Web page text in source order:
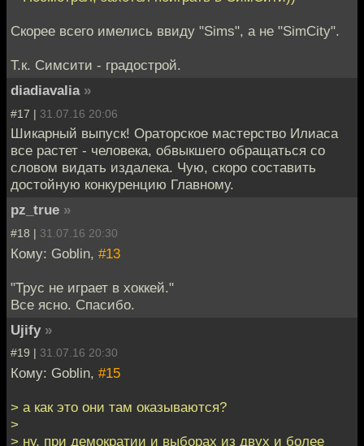
Скорее всего имелись ввиду "Sims", а не "SimCity".
Т.к. Симсити - градострой.
diadiavalia »
#17 | 31.07.16 20:06
Шикарный выпуск! Ораторское мастерство Илиаса
все растет - человека, обвыкшего обращаться со
словом видать издалека. Чую, скоро составить
достойную конкуренцию Главному.
pz_true »
#18 | 31.07.16 20:30
Кому: Goblin, #13
"Трус не играет в хоккей."
Все ясно. Спасибо.
Ujify »
#19 | 31.07.16 20:30
Кому: Goblin, #15
> а как это они там оказываются?
>
> ну, при демократии и выборах из двух и более